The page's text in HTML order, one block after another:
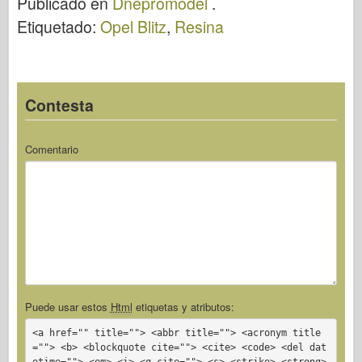
Etiquetado: Opel Blitz, Resina
Contesta
Comentario
Puede usar estos Html etiquetas y atributos:
<a href="" title=""> <abbr title=""> <acronym title
=""> <b> <blockquote cite=""> <cite> <code> <del dat